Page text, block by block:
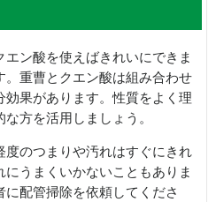
ン酸を使えばきれいにできま
重曹とクエン酸は組み合わせ
果があります。性質をよく理
方を活用しましょう。
のつまりや汚れはすぐにきれ
うまくいかないこともありま
配管掃除を依頼してくださ